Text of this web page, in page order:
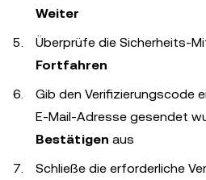
Weiter
Überprüfe die Sicherheits-
Fortfahren
Gib den Verifizierungscode
E-Mail-Adresse gesendet
Bestätigen aus
Schließe die erforderliche